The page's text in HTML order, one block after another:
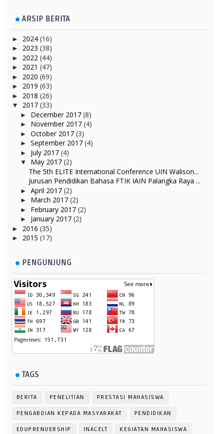
ARSIP BERITA
► 2024 (16)
► 2023 (38)
► 2022 (44)
► 2021 (47)
► 2020 (69)
► 2019 (63)
► 2018 (26)
▼ 2017 (33)
► December 2017 (8)
► November 2017 (4)
► October 2017 (3)
► September 2017 (4)
► July 2017 (4)
▼ May 2017 (2)
The 5th ELITE International Conference UIN Walison...
Jurusan Pendidikan Bahasa FTIK IAIN Palangka Raya ...
► April 2017 (2)
► March 2017 (2)
► February 2017 (2)
► January 2017 (2)
► 2016 (35)
► 2015 (17)
PENGUNJUNG
TAGS
BERITA PENELITIAN PRESTASI MAHASISWA
PENGABDIAN KEPADA MASYARAKAT PENDIDIKAN
EDUPRENUERSHIP INACELT KEGIATAN MAHASISWA